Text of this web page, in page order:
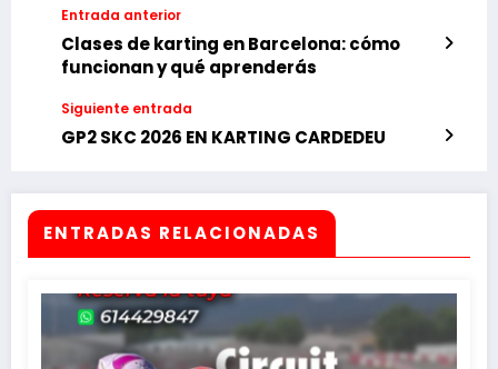
Entrada anterior
Clases de karting en Barcelona: cómo
funcionan y qué aprenderás
Siguiente entrada
GP2 SKC 2026 EN KARTING CARDEDEU
ENTRADAS RELACIONADAS